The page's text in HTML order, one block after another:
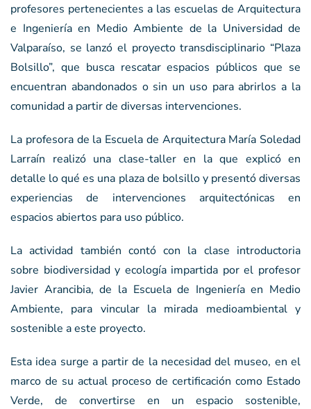
profesores pertenecientes a las escuelas de Arquitectura
e Ingeniería en Medio Ambiente de la Universidad de
Valparaíso, se lanzó el proyecto transdisciplinario “Plaza
Bolsillo”, que busca rescatar espacios públicos que se
encuentran abandonados o sin un uso para abrirlos a la
comunidad a partir de diversas intervenciones.
La profesora de la Escuela de Arquitectura María Soledad
Larraín realizó una clase-taller en la que explicó en
detalle lo qué es una plaza de bolsillo y presentó diversas
experiencias de intervenciones arquitectónicas en
espacios abiertos para uso público.
La actividad también contó con la clase introductoria
sobre biodiversidad y ecología impartida por el profesor
Javier Arancibia, de la Escuela de Ingeniería en Medio
Ambiente, para vincular la mirada medioambiental y
sostenible a este proyecto.
Esta idea surge a partir de la necesidad del museo, en el
marco de su actual proceso de certificación como Estado
Verde, de convertirse en un espacio sostenible,